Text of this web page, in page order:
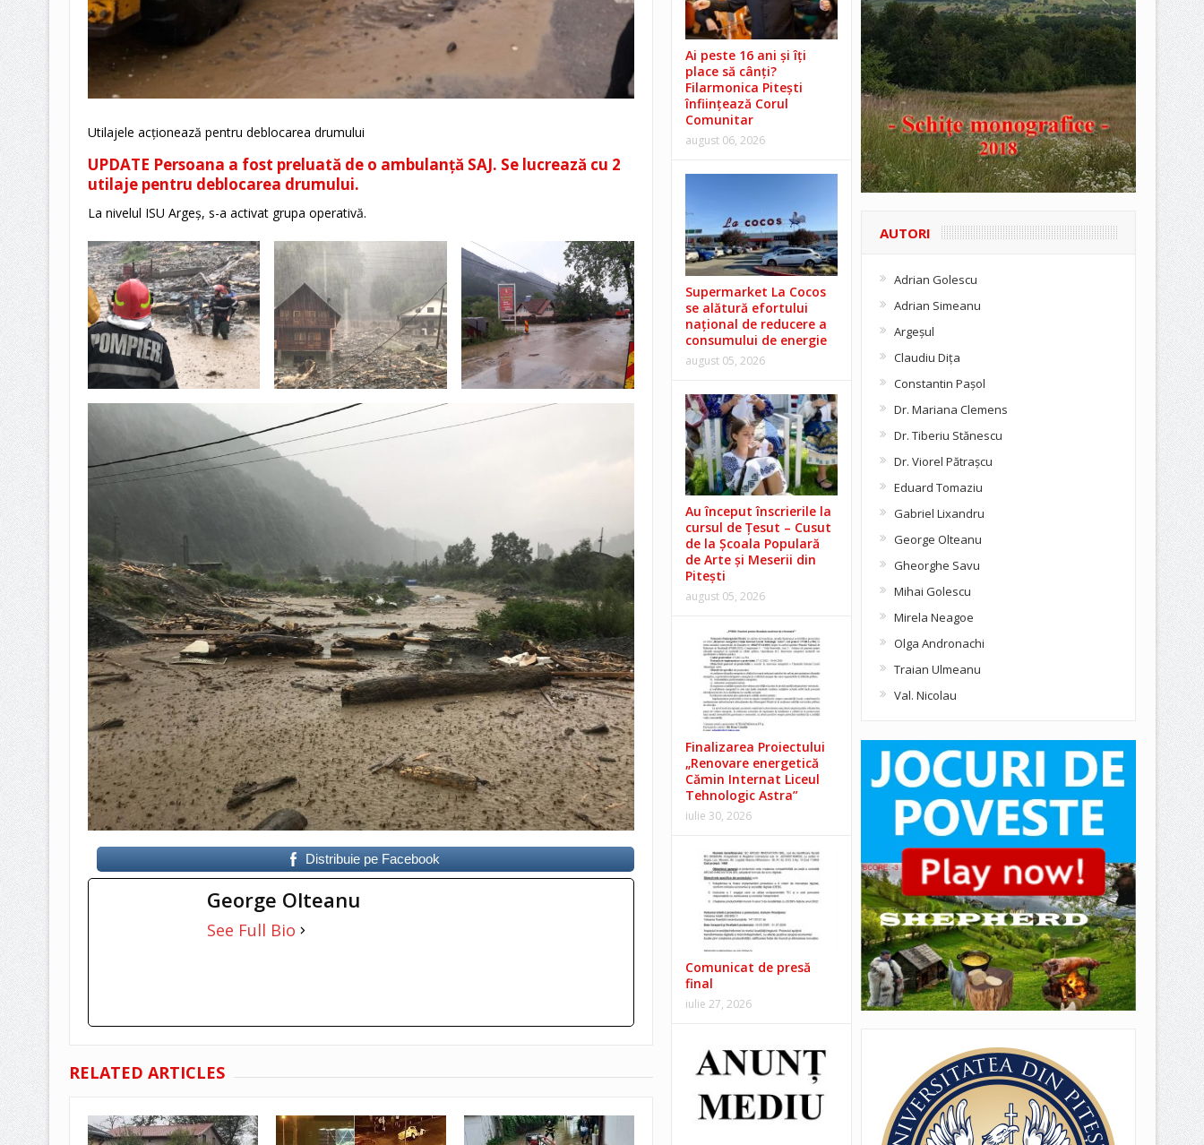
Utilajele acționează pentru deblocarea drumului
UPDATE Persoana a fost preluată de o ambulanță SAJ. Se lucrează cu 2
utilaje pentru deblocarea drumului.
La nivelul ISU Argeș, s-a activat grupa operativă.
Distribuie pe Facebook
George Olteanu
See Full Bio
RELATED ARTICLES
Ai peste 16 ani și îți
place să cânți?
Filarmonica Pitești
înființează Corul
Comunitar
august 06, 2026
Supermarket La Cocos
se alătură efortului
național de reducere a
consumului de energie
august 05, 2026
Au început înscrierile la
cursul de Țesut – Cusut
de la Școala Populară
de Arte și Meserii din
Pitești
august 05, 2026
Finalizarea Proiectului
„Renovare energetică
Cămin Internat Liceul
Tehnologic Astra”
iulie 30, 2026
Comunicat de presă
final
iulie 27, 2026
AUTORI
Adrian Golescu
Adrian Simeanu
Argeşul
Claudiu Diţa
Constantin Pașol
Dr. Mariana Clemens
Dr. Tiberiu Stănescu
Dr. Viorel Pătraşcu
Eduard Tomaziu
Gabriel Lixandru
George Olteanu
Gheorghe Savu
Mihai Golescu
Mirela Neagoe
Olga Andronachi
Traian Ulmeanu
Val. Nicolau